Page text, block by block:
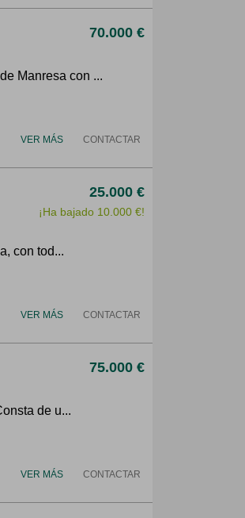
70.000 €
Manresa con ...
CONTACTAR
VER MÁS
25.000 €
¡Ha bajado 10.000 €!
con tod...
CONTACTAR
VER MÁS
75.000 €
de u...
CONTACTAR
VER MÁS